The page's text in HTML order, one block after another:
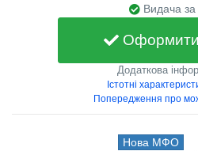
Видача
Оформити
Додаткова
Істотні
Попередження про
Нова МФО